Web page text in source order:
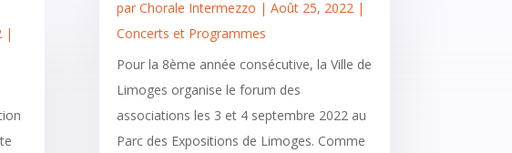
|
par Chorale Intermezzo | Août 25, 2022|
Concerts et Programmes
Pour la 8ème année consécutive, la Ville de
Limoges organise le forum des
associations les 3 et 4 septembre 2022 au
Parc des Expositions de Limoges. Comme